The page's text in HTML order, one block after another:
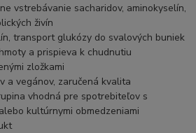
vstrebávanie sacharidov, aminokyselín,
živín
transport glukózy do svalových buniek
a prispieva k chudnutiu
zložkami
a vegánov, zaručená kvalita
vhodná pre spotrebiteľov s
kultúrnymi obmedzeniami